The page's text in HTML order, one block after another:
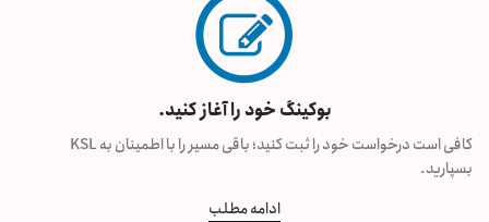
بوکینگ خود را آغاز کنید.
کافی است درخواست خود را ثبت کنید؛ باقی مسیر را با اطمینان به KSL
بسپارید.
ادامه مطلب